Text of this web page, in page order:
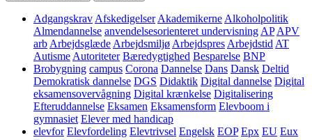
Adgangskrav Afskedigelser Akademikerne Alkoholpolitik
Almendannelse anvendelsesorienteret undervisning AP APV
arb Arbejdsglæde Arbejdsmiljø Arbejdspres Arbejdstid AT
Autisme Autoriteter Bæredygtighed Besparelse BNP
Brobygning campus Corona Dannelse Dans Dansk Deltid
Demokratisk dannelse DGS Didaktik Digital dannelse Digital
eksamensovervågning Digital krænkelse Digitalisering
Efteruddannelse Eksamen Eksamensform Elevboom i
gymnasiet Elever med handicap
elevfor Elevfordeling Elevtrivsel Engelsk EOP Epx EU Eux